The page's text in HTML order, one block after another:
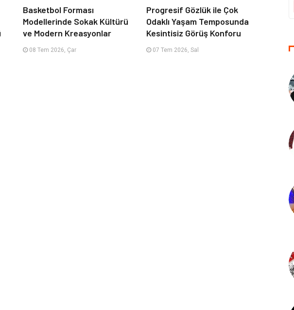
Basketbol Forması
Modellerinde Sokak Kültürü
ve Modern Kreasyonlar
08 Tem 2026, Çar
Progresif Gözlük ile Çok
Odaklı Yaşam Temposunda
Kesintisiz Görüş Konforu
07 Tem 2026, Sal